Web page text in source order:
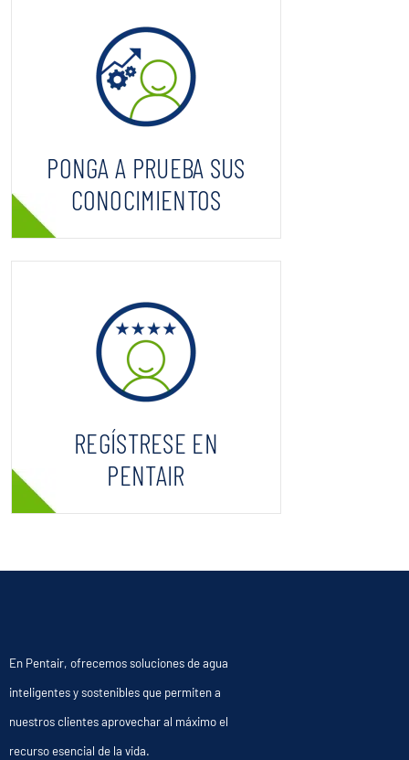
PONGA A PRUEBA SUS
CONOCIMIENTOS
REGÍSTRESE EN
PENTAIR
En Pentair, ofrecemos soluciones de agua
inteligentes y sostenibles que permiten a
nuestros clientes aprovechar al máximo el
recurso esencial de la vida.